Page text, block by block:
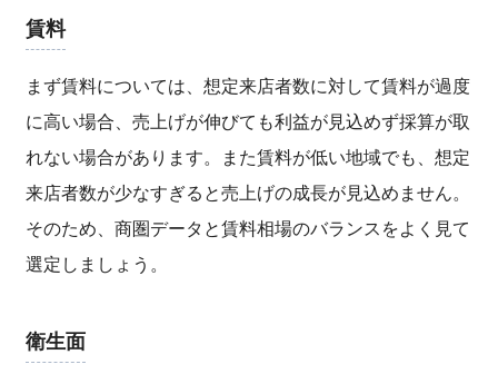
賃料
まず賃料については、想定来店者数に対して賃料が過度
に高い場合、売上げが伸びても利益が見込めず採算が取
れない場合があります。また賃料が低い地域でも、想定
来店者数が少なすぎると売上げの成長が見込めません。
そのため、商圏データと賃料相場のバランスをよく見て
選定しましょう。
衛生面